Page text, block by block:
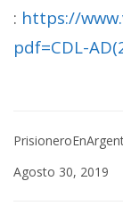
: https://
pdf=CDL-
Agosto 30, 2019